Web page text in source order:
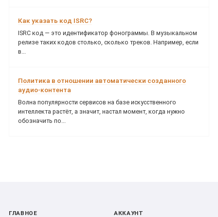
Как указать код ISRC?
ISRC код — это идентификатор фонограммы. В музыкальном
релизе таких кодов столько, сколько треков. Например, если
в...
Политика в отношении автоматически созданного
аудио-контента
Волна популярности сервисов на базе искусственного
интеллекта растёт, а значит, настал момент, когда нужно
обозначить по...
ГЛАВНОЕ АККАУНТ